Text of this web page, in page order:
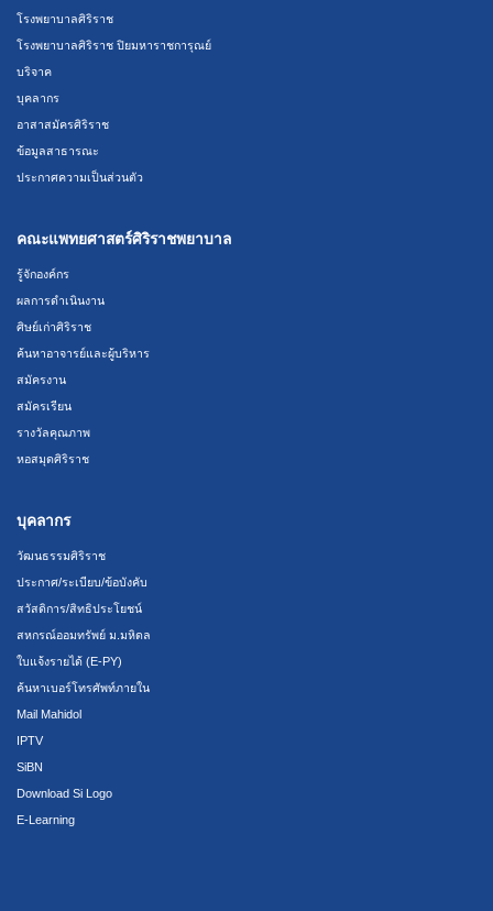
โรงพยาบาลศิริราช
โรงพยาบาลศิริราช ปิยมหาราชการุณย์
บริจาค
บุคลากร
อาสาสมัครศิริราช
ข้อมูลสาธารณะ
ประกาศความเป็นส่วนตัว
คณะแพทยศาสตร์ศิริราชพยาบาล
รู้จักองค์กร
ผลการดำเนินงาน
ศิษย์เก่าศิริราช
ค้นหาอาจารย์และผู้บริหาร
สมัครงาน
สมัครเรียน
รางวัลคุณภาพ
หอสมุดศิริราช
บุคลากร
วัฒนธรรมศิริราช
ประกาศ/ระเบียบ/ข้อบังคับ
สวัสดิการ/สิทธิประโยชน์
สหกรณ์ออมทรัพย์ ม.มหิดล
ใบแจ้งรายได้ (E-PY)
ค้นหาเบอร์โทรศัพท์ภายใน
Mail Mahidol
IPTV
SiBN
Download Si Logo
E-Learning